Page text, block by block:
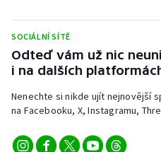
SOCIÁLNÍ SÍTĚ
Odteď vám už nic
i na dalších
Nenechte si nikde ujít nejnovější
na Facebooku, X, Instagramu,